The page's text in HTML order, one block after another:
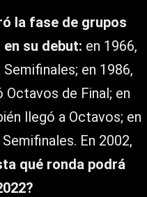
la fase de grupos
su debut: en 1966,
en 1986,
Octavos de Final; en
llegó a Octavos; en
En 2002,
qué ronda podrá